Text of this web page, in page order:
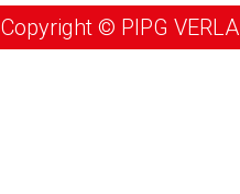
Copyright © PIPG